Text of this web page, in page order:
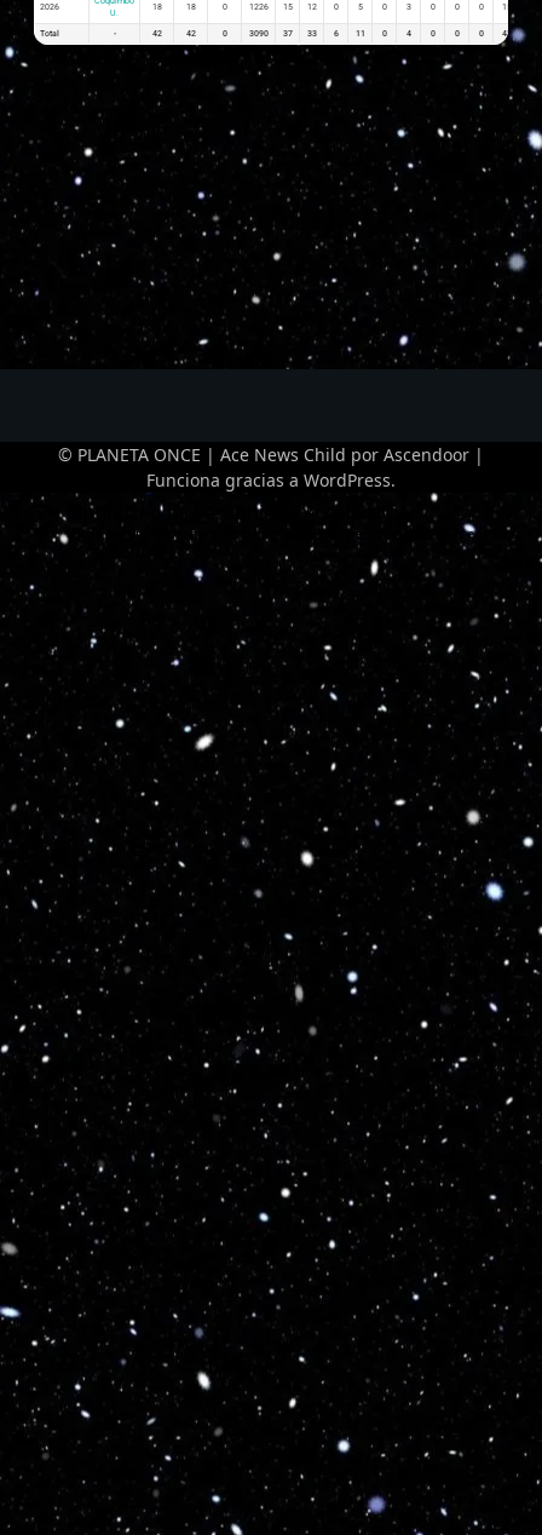
2026
U.
18 18 0 1226 15 12 0 5 0 3 0 0 0 15
Total - 42 42 0 3090 37 33 6 11 0 4 0 0 0 43
© PLANETA ONCE | Ace News Child por Ascendoor |
Funciona gracias a WordPress.
Optimized by Seraphinite Accelerator
Turns on site high speed to be attractive for people and search engines.